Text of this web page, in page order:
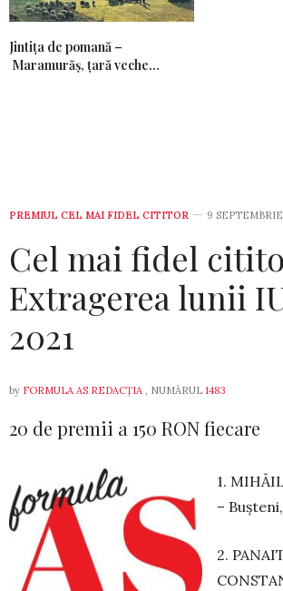
Jintiţa de pomană –
Maramurăş, ţară veche…
PREMIUL CEL MAI FIDEL CITITOR 9
Cel mai fidel
Extragerea lunii
2021
by FORMULA AS REDACȚIA , NUMĂRUL 1483
20 de premii a 150 RON fiecare
1.
–
2.